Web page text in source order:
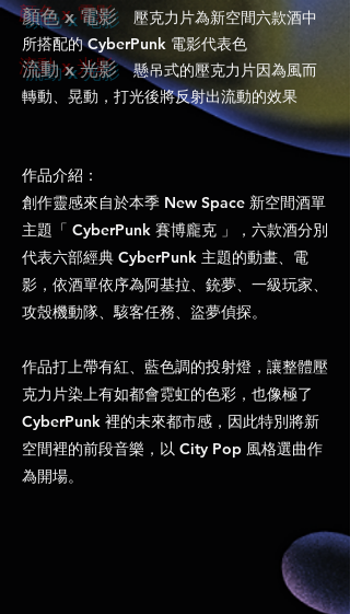
顏色 x 電影
壓克力片為新空間六款酒中
所搭配的 CyberPunk 電影代表色
流動 x 光影
懸吊式的壓克力片因為風而
轉動、晃動，打光後將反射出流動的效果
作品介紹：
​創作靈感來自於本季 New Space 新空間酒單
主題「 CyberPunk 賽博龐克 」， 六款酒分別
代表六部經典 CyberPunk 主題的動畫、電
影，依酒單依序為阿基拉、銃夢、一級玩家、
攻殼機動隊、駭客任務、盜夢偵探。
作品打上帶有紅、藍色調的投射燈，讓整體壓
克力片染上有如都會霓虹的色彩，也像極了
CyberPunk 裡的未來都市感，因此特別將新
空間裡的前段音樂，以 City Pop 風格選曲作
為開場。